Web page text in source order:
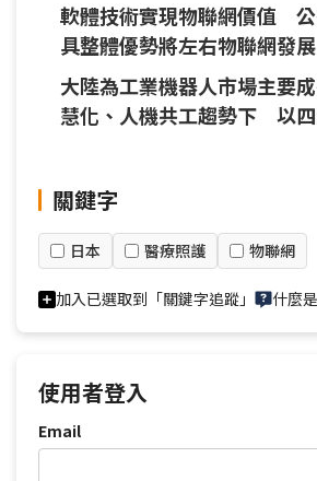
軟體技術實現物聯網價值
具整體優勢將左右物聯網發展
大陸為工業機器人市場主要
慧化、人機共工趨勢下 以
關鍵字
日本 醫療照護 物聯網
加入已選取到「關鍵字追蹤」 什麼
使用者登入
Email